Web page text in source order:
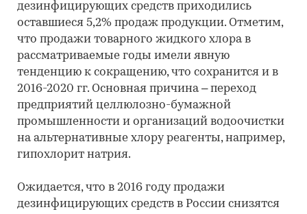
дезинфицирующих средств приходились
оставшиеся 5,2% продаж продукции. Отметим,
что продажи товарного жидкого хлора в
рассматриваемые годы имели явную
тенденцию к сокращению, что сохранится и в
2016-2020 гг. Основная причина – переход
предприятий целлюлозно-бумажной
промышленности и организаций водоочистки
на альтернативные хлору реагенты, например,
гипохлорит натрия.
Ожидается, что в 2016 году продажи
дезинфицирующих средств в России снизятся